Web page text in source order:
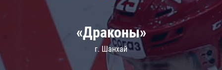
«Драконы»
г. Шанхай